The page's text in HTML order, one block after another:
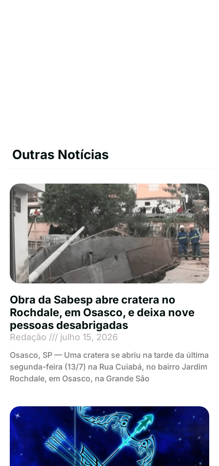
Outras Notícias
Obra da Sabesp abre cratera no
Rochdale, em Osasco, e deixa nove
pessoas desabrigadas
Redação julho 15, 2026
Osasco, SP — Uma cratera se abriu na tarde da última
segunda-feira (13/7) na Rua Cuiabá, no bairro Jardim
Rochdale, em Osasco, na Grande São